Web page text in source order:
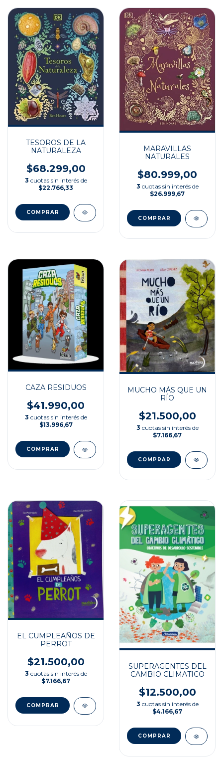
TESOROS DE LA
NATURALEZA
$68.299,00
3 cuotas sin interés de
$22.766,33
MARAVILLAS
NATURALES
$80.999,00
3 cuotas sin interés de
$26.999,67
CAZA RESIDUOS
$41.990,00
3 cuotas sin interés de
$13.996,67
MUCHO MÁS QUE UN
RÍO
$21.500,00
3 cuotas sin interés de
$7.166,67
EL CUMPLEAÑOS DE
PERROT
$21.500,00
3 cuotas sin interés de
$7.166,67
SUPERAGENTES DEL
CAMBIO CLIMATICO
$12.500,00
3 cuotas sin interés de
$4.166,67